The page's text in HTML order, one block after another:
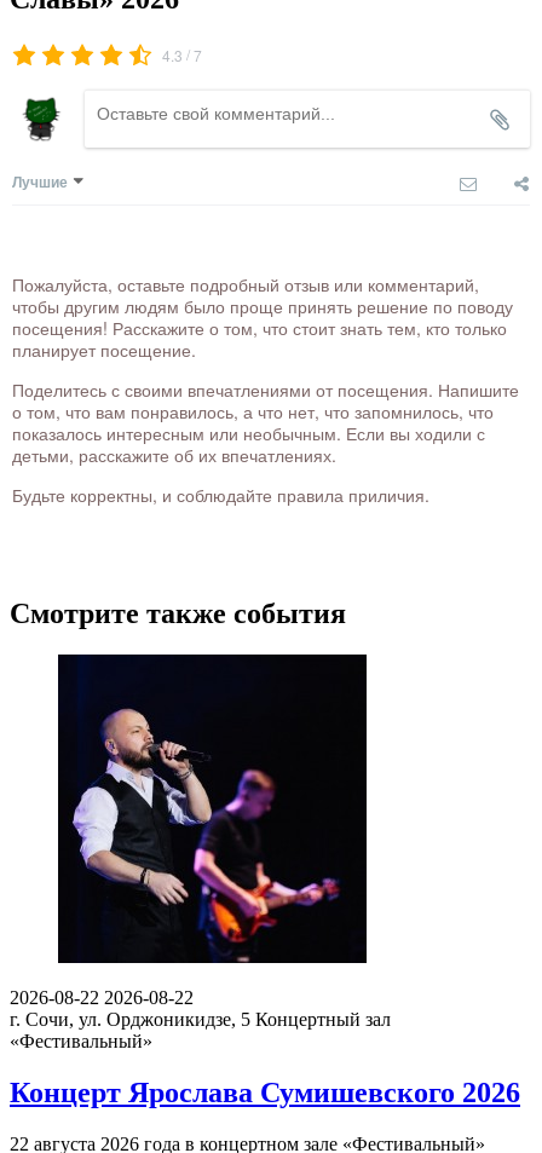
4.3 /7
Лучшие
Пожалуйста, оставьте подробный отзыв или комментарий,
чтобы другим людям было проще принять решение по поводу
посещения! Расскажите о том, что стоит знать тем, кто только
планирует посещение.
Поделитесь с своими впечатлениями от посещения. Напишите
о том, что вам понравилось, а что нет, что запомнилось, что
показалось интересным или необычным. Если вы ходили с
детьми, расскажите об их впечатлениях.
Будьте корректны, и соблюдайте правила приличия.
Смотрите также события
2026-08-22 2026-08-22
г. Сочи, ул. Орджоникидзе, 5 Концертный зал
«Фестивальный»
Концерт Ярослава Сумишевского 2026
22 августа 2026 года в концертном зале «Фестивальный»